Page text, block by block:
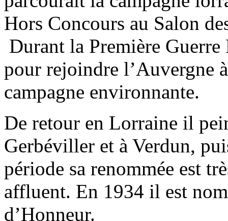
Hors Concours au Salon
Durant la Première
pour rejoindre l’Auvergne
campagne environnante.
De retour en Lorraine il
Gerbéviller et à Verdun,
période sa renommée est
affluent. En 1934 il est
d’Honneur.